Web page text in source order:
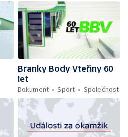
Branky Body Vteřiny 60
let
Dokument
Sport Společnost